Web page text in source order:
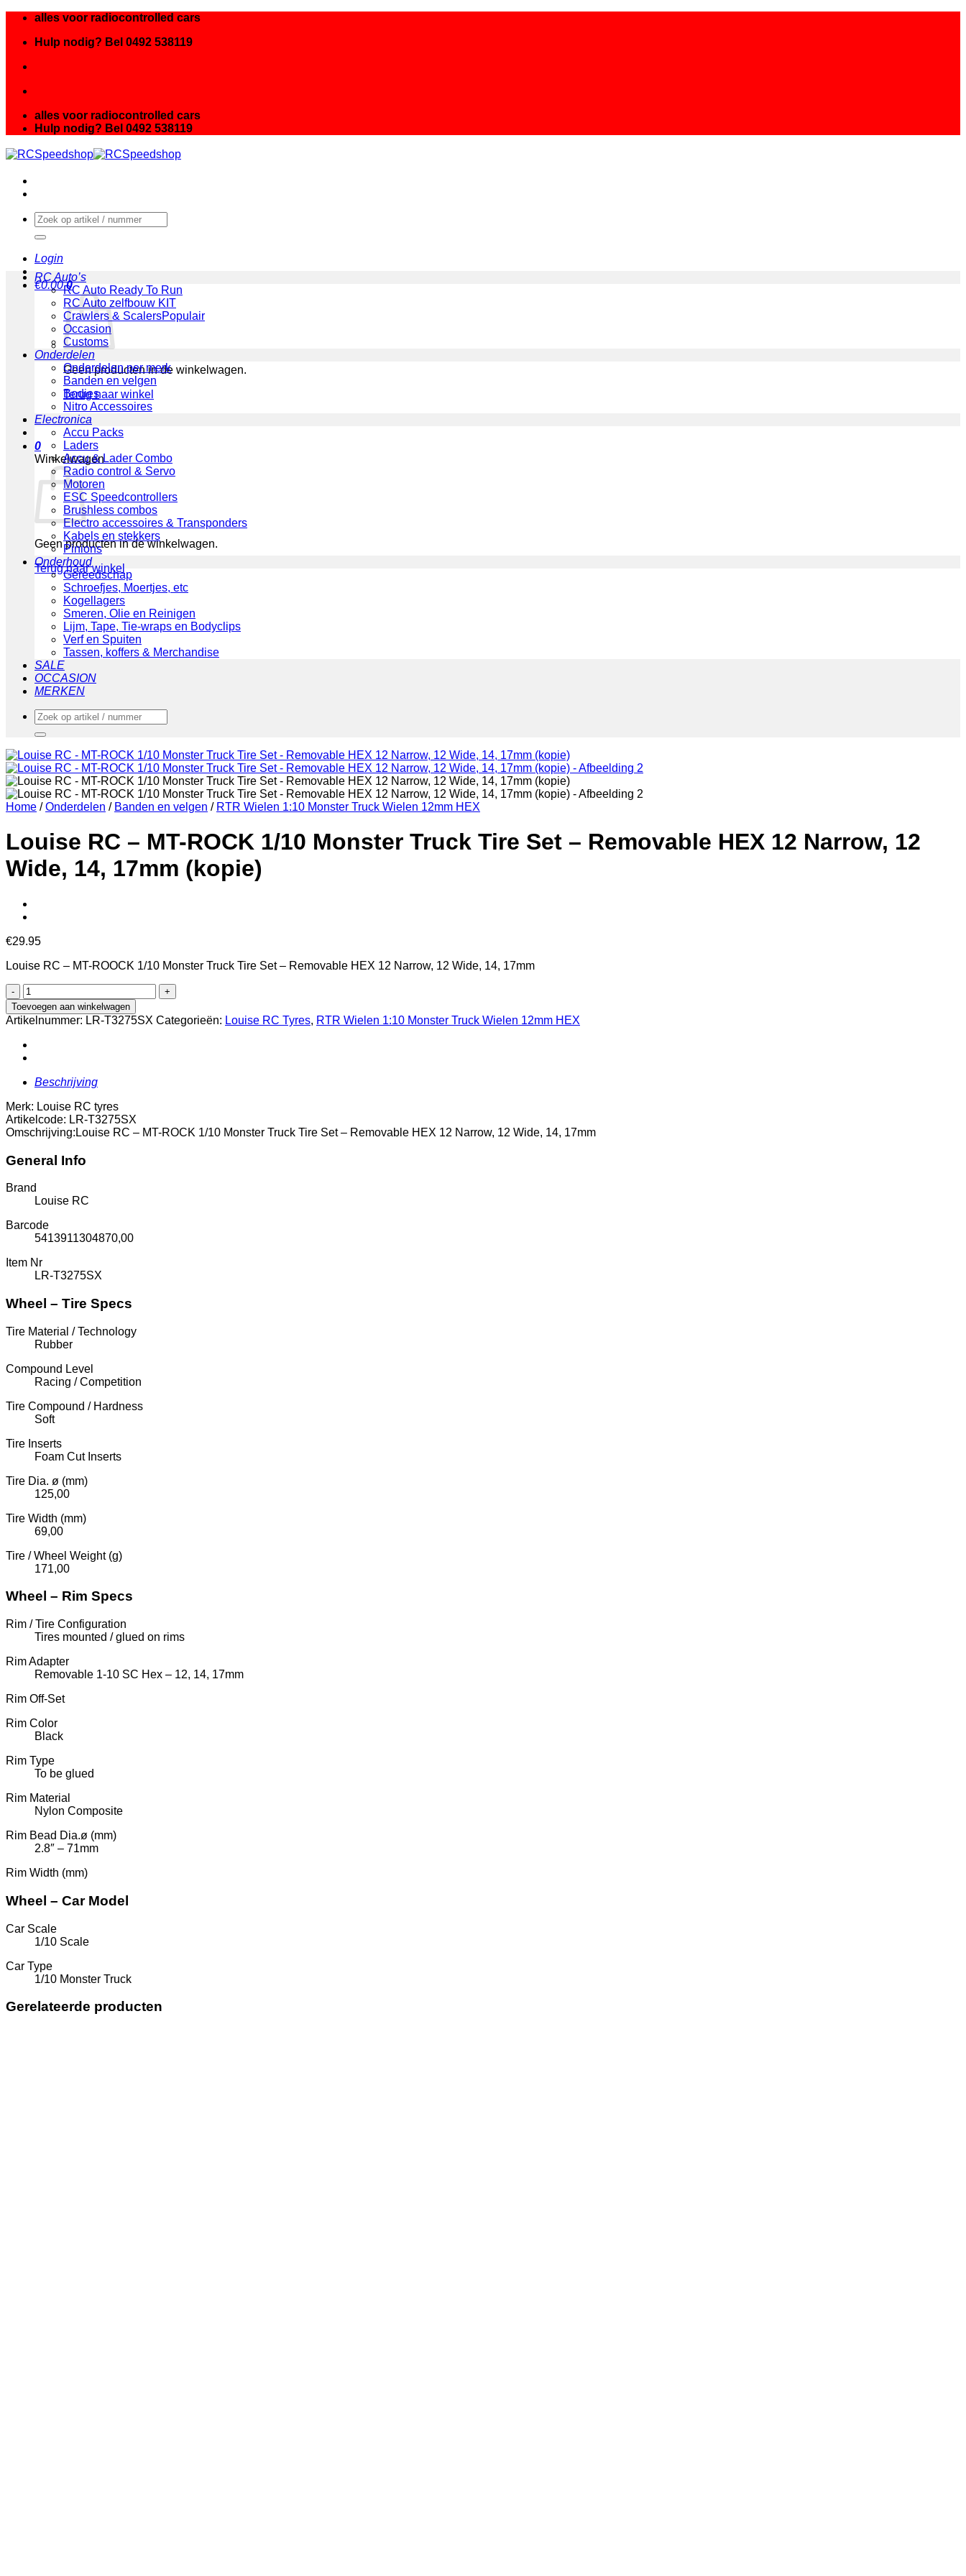
inhoud
alles voor radiocontrolled cars
Hulp nodig? Bel 0492 538119
alles voor radiocontrolled cars
Hulp nodig? Bel 0492 538119
Zoeken
naar:
Login
€0.00 0
Geen producten in de winkelwagen.
Terug naar winkel
0
Winkelwagen
Geen producten in de winkelwagen.
Terug naar winkel
RC Auto’s
RC Auto Ready To Run
RC Auto zelfbouw KIT
Crawlers & Scalers
Occasion
Customs
Onderdelen
Onderdelen per merk
Banden en velgen
Bodies
Nitro Accessoires
Electronica
Accu Packs
Laders
Accu & Lader Combo
Radio control & Servo
Motoren
ESC Speedcontrollers
Brushless combos
Electro accessoires & Transponders
Kabels en stekkers
Pinions
Onderhoud
Gereedschap
Schroefjes, Moertjes, etc
Kogellagers
Smeren, Olie en Reinigen
Lijm, Tape, Tie-wraps en Bodyclips
Verf en Spuiten
Tassen, koffers & Merchandise
SALE
OCCASION
MERKEN
Zoeken
naar:
Home / Onderdelen / Banden en velgen / RTR Wielen 1:10 Monster Truck Wielen 12mm HEX
Louise RC – MT-ROCK 1/10 Monster Truck Tire Set – Removable HEX 12 Narrow, 12
Wide, 14, 17mm (kopie)
€29.95
Louise RC – MT-ROOCK 1/10 Monster Truck Tire Set – Removable HEX 12 Narrow, 12 Wide, 14, 17mm
Louise
RC
-
MT-
ROCK
1/10
Truck
Set
-
Removable
12
12
Wide,
17mm
(kopie)
Toevoegen aan winkelwagen
Artikelnummer: LR-T3275SX Categorieën: Louise RC Tyres, RTR Wielen 1:10 Monster Truck Wielen 12mm HEX
Beschrijving
Merk: Louise RC tyres
Artikelcode: LR-T3275SX
Omschrijving:Louise RC – MT-ROCK 1/10 Monster Truck Tire Set – Removable HEX 12 Narrow, 12 Wide, 14, 17mm
General Info
Brand
Louise RC
Barcode
5413911304870,00
Item Nr
LR-T3275SX
Wheel – Tire Specs
Tire Material / Technology
Rubber
Compound Level
Racing / Competition
Tire Compound / Hardness
Soft
Tire Inserts
Foam Cut Inserts
Tire Dia. ø (mm)
125,00
Tire Width (mm)
69,00
Tire / Wheel Weight (g)
171,00
Wheel – Rim Specs
Rim / Tire Configuration
Tires mounted / glued on rims
Rim Adapter
Removable 1-10 SC Hex – 12, 14, 17mm
Rim Off-Set
Rim Color
Black
Rim Type
To be glued
Rim Material
Nylon Composite
Rim Bead Dia.ø (mm)
2.8″ – 71mm
Rim Width (mm)
Wheel – Car Model
Car Scale
1/10 Scale
Car Type
1/10 Monster Truck
Gerelateerde producten